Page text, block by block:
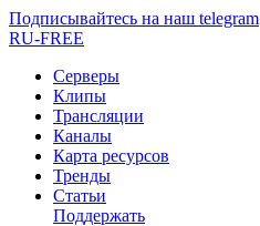
Подписывайтесь на наш telegram
RU-FREE
Серверы
Клипы
Трансляции
Каналы
Карта ресурсов
Тренды
Статьи
Поддержать